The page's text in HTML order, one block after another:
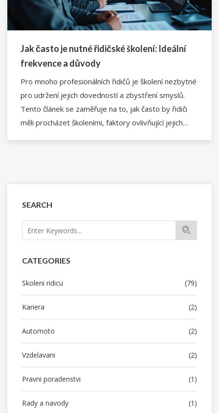
SEARCH
CATEGORIES
Skoleni ridicu (79)
Kariera (2)
Automoto (2)
Vzdelavani (2)
Pravni poradenstvi (1)
Rady a navody (1)
Jak často je nutné řidičské školení: Ideální
frekvence a důvody
Pro mnoho profesionálních řidičů je školení nezbytné
pro udržení jejich dovedností a zbystření smyslů.
Tento článek se zaměřuje na to, jak často by řidiči
měli procházet školeními, faktory ovlivňující jejich